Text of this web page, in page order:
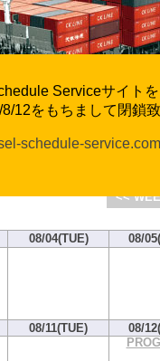
Serviceサイト
12をもちまして閉鎖
schedule-
CK
<<
08/04(TUE) 08/
08/11(TUE)
08/